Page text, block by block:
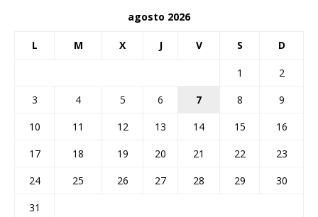
agosto 2026
L M X J V S D
1
2
3
4 5 6 7 8
9
10
11 12 13 14 15
16
17
18 19 20 21 22
23
24
25 26 27 28 29
30
31